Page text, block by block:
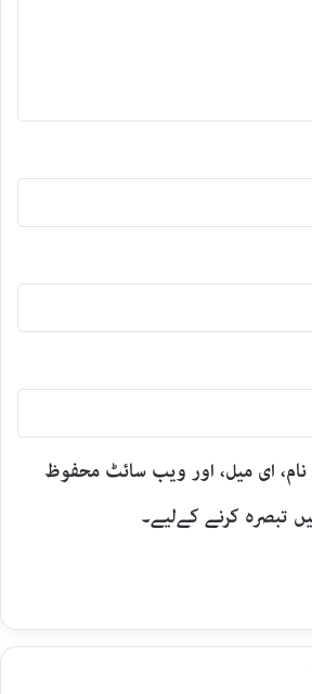
نام، ای میل، اور ویب سائٹ محفوظ
تبصرہ کرنے کےلیے۔